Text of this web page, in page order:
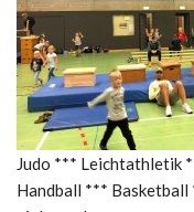
Judo *** Leichtathletik
Handball ***